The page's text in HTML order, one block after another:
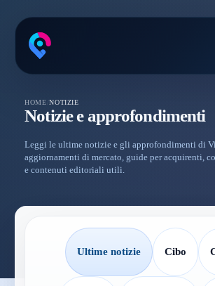
HOME /NOTIZIE
Notizie e approfondimenti
Leggi le ultime notizie e gli approfondimenti di
aggiornamenti di mercato, guide per acquirenti,
e contenuti editoriali utili.
Ultime notizie Cibo